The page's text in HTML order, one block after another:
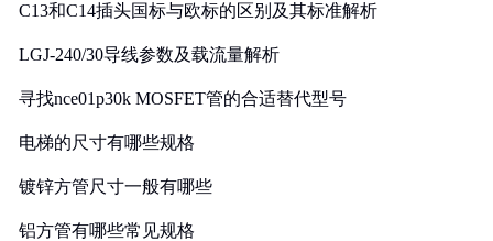
C13和C14插头国标与欧标的区别及其标准解析
LGJ-240/30导线参数及载流量解析
寻找nce01p30k MOSFET管的合适替代型号
电梯的尺寸有哪些规格
镀锌方管尺寸一般有哪些
铝方管有哪些常见规格